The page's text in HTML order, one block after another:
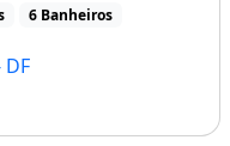
6 Banheiros